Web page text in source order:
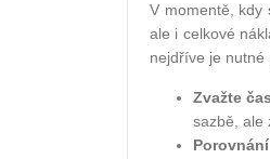
V momentě, kdy
ale i celkové
nejdříve je nutné
Zvažte
sazbě, ale